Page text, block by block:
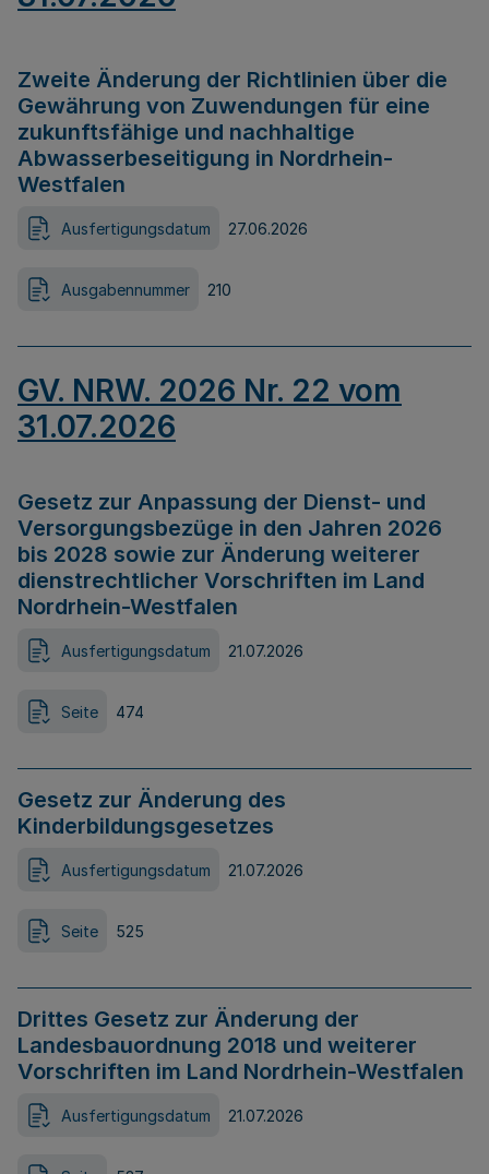
Zweite Änderung der Richtlinien über die
Gewährung von Zuwendungen für eine
zukunftsfähige und nachhaltige
Abwasserbeseitigung in Nordrhein-
Westfalen
Ausfertigungsdatum 27.06.2026
Ausgabennummer 210
GV. NRW. 2026 Nr. 22 vom
31.07.2026
Gesetz zur Anpassung der Dienst- und
Versorgungsbezüge in den Jahren 2026
bis 2028 sowie zur Änderung weiterer
dienstrechtlicher Vorschriften im Land
Nordrhein-Westfalen
Ausfertigungsdatum 21.07.2026
Seite 474
Gesetz zur Änderung des
Kinderbildungsgesetzes
Ausfertigungsdatum 21.07.2026
Seite 525
Drittes Gesetz zur Änderung der
Landesbauordnung 2018 und weiterer
Vorschriften im Land Nordrhein-Westfalen
Ausfertigungsdatum 21.07.2026